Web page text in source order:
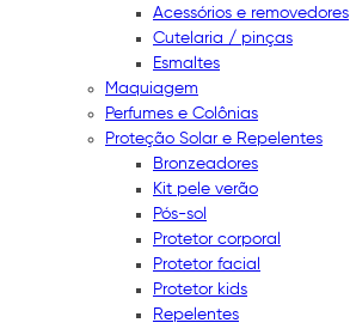
Acessórios e removedores
Cutelaria / pinças
Esmaltes
Maquiagem
Perfumes e Colônias
Proteção Solar e Repelentes
Bronzeadores
Kit pele verão
Pós-sol
Protetor corporal
Protetor facial
Protetor kids
Repelentes